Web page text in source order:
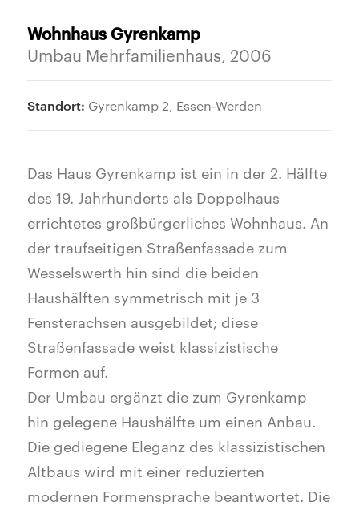
Wohnhaus Gyrenkamp
Umbau Mehrfamilienhaus, 2006
Standort: Gyrenkamp 2, Essen-Werden
Das Haus Gyrenkamp ist ein in der 2. Hälfte
des 19. Jahrhunderts als Doppelhaus
errichtetes großbürgerliches Wohnhaus. An
der traufseitigen Straßenfassade zum
Wesselswerth hin sind die beiden
Haushälften symmetrisch mit je 3
Fensterachsen ausgebildet; diese
Straßenfassade weist klassizistische
Formen auf.
Der Umbau ergänzt die zum Gyrenkamp
hin gelegene Haushälfte um einen Anbau.
Die gediegene Eleganz des klassizistischen
Altbaus wird mit einer reduzierten
modernen Formensprache beantwortet. Die